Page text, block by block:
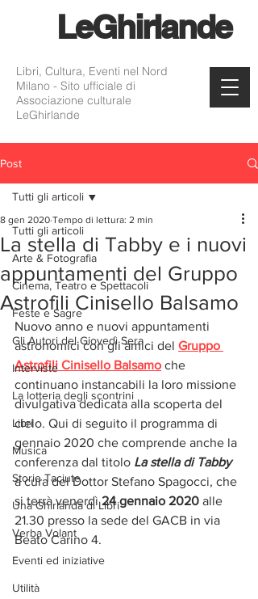
LeGhirlande
Libri, Cultura, Eventi nel Nord
Milano - Sito ufficiale di
Associazione culturale
LeGhirlande
Post
Tutti gli articoli
Arte & Fotografia
Cinema, Teatro e Spettacoli
Feste e Sagre
Gli Autori del Giovedì Sera
Interviste
La lotteria degli scontrini
Libri
Musica
Storie Taciute
Una Ghirlanda di Libri
Verba Volant
Eventi ed iniziative
Utilità
Tutti gli articoli
La stella di Tabby e i nuovi
appuntamenti del Gruppo
Astrofili Cinisello Balsamo
8 gen 2020 Tempo di lettura: 2 min
Nuovo anno e nuovi appuntamenti
astronomici con gli amici del Gruppo
Astrofili Cinisello Balsamo che
continuano instancabili la loro missione
divulgativa dedicata alla scoperta del
cielo. Qui di seguito il programma di
gennaio 2020 che comprende anche la
conferenza dal titolo La stella di Tabby
a cura del Dottor Stefano Spagocci, che
si terrà venerdì 24 gennaio 2020 alle
21.30 presso la sede del GACB in via
Beato Carino 4.